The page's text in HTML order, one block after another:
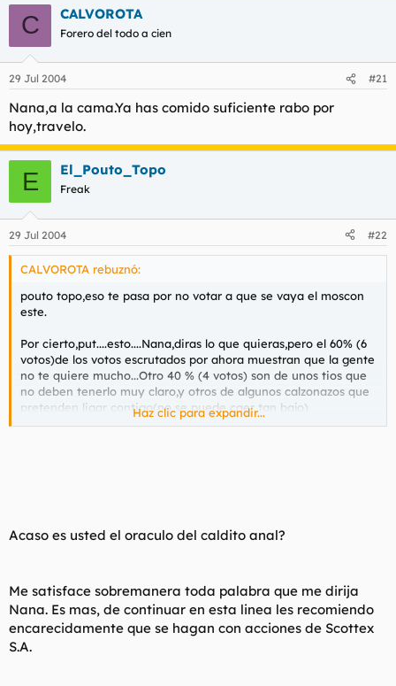
C CALVOROTA
Forero del todo a cien
29 Jul 2004 #21
Nana,a la cama.Ya has comido suficiente rabo por
hoy,travelo.
E El_Pouto_Topo
Freak
29 Jul 2004 #22
CALVOROTA rebuznó:
pouto topo,eso te pasa por no votar a que se vaya el moscon
este.
Por cierto,put....esto....Nana,diras lo que quieras,pero el 60% (6
votos)de los votos escrutados por ahora muestran que la gente
no te quiere mucho...Otro 40 % (4 votos) son de unos tios que
no deben tenerlo muy claro,y otros de algunos calzonazos que
pretenden ligar contigo(no se puede caer tan bajo)
Haz clic para expandir...
Acaso es usted el oraculo del caldito anal?
Me satisface sobremanera toda palabra que me dirija
Nana. Es mas, de continuar en esta linea les recomiendo
encarecidamente que se hagan con acciones de Scottex
S.A.